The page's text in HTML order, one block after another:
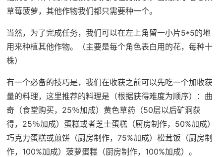
草莓菠萝，其他作物我们都只需要种一个。
当然，为了完成任务，我们可以在左上角留一小片5*5的地
用来种植其他作物。（主要是每个角色表白用的花，每种十
株）
有一个必备的技巧是，我们在收获之前可以先吃一个加收获
量的料理，这里推荐的料理是（根据获得难度为顺序）：曲
奇（食堂购买，25％加成）黄色草药（50层以后矿洞获
得，25％加成）蛋糕或者芝士蛋糕（厨房制作，50%加成）
巧克力蛋糕或煎饼（厨房制作，75%加成）松茸饭（厨房制
作，100%加成）菠萝蛋糕（厨房制作，100%加成）。